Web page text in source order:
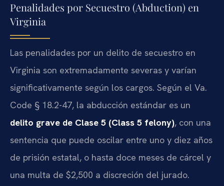
Penalidades por Secuestro (Abduction) en
Virginia
Las penalidades por un delito de secuestro en
Virginia son extremadamente severas y varían
significativamente según los cargos. Según el Va.
Code § 18.2-47, la abducción estándar es un
delito grave de Clase 5 (Class 5 felony), con una
sentencia que puede oscilar entre uno y diez años
de prisión estatal, o hasta doce meses de cárcel y
una multa de $2,500 a discreción del jurado.